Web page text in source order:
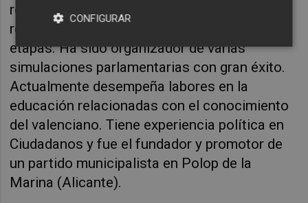
representación estudiantil, siendo
representante y jefe de gabinete en varias
etapas. Ha sido organizador de varias
simulaciones parlamentarias con gran éxito.
Actualmente desempeña labores en la
educación relacionadas con el conocimiento
del valenciano. Tiene experiencia política en
Ciudadanos y fue el fundador y promotor de
un partido municipalista en Polop de la
Marina (Alicante).
CONFIGURAR